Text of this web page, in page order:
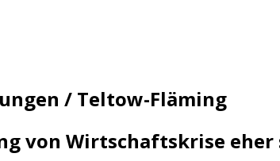
/ Teltow-Fläming
von Wirtschaftskrise